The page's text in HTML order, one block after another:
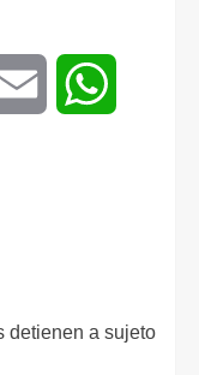
Email
detienen a sujeto